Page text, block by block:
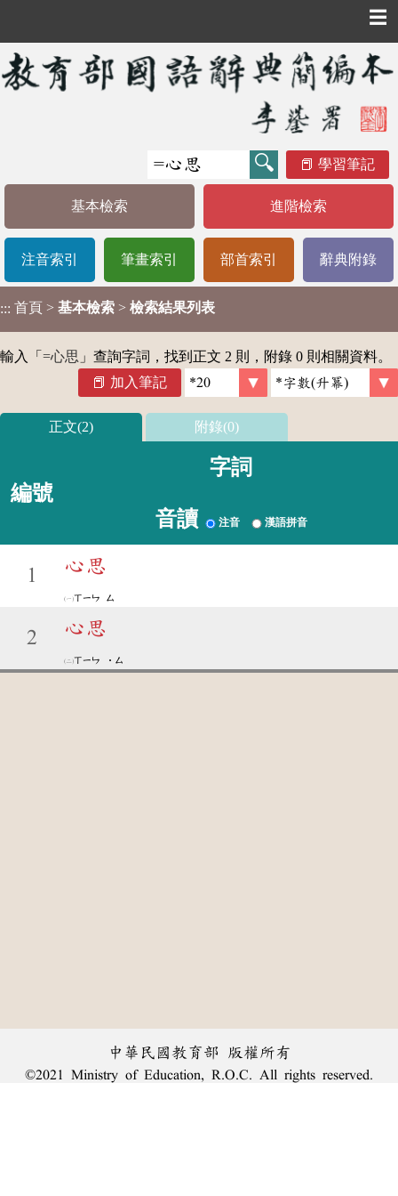
☰
學習筆記
基本檢索 進階檢索
注音索引 筆畫索引 部首索引 辭典附錄
::: 首頁 > 基本檢索 > 檢索結果列表
輸入「 =心思 」查詢字詞，找到正文 2 則，附錄 0 則相關資料。
加入筆記
正文(2) 附錄(0)
編號
字詞
音讀 注音 漢語拼音
1 心思
ㄒㄧㄣ ㄙ
2 心思
ㄒㄧㄣ ˙ㄙ
中華民國教育部 版權所有
©2021 Ministry of Education, R.O.C. All rights reserved.